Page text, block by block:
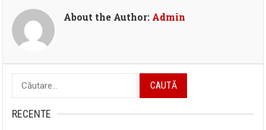
About the Author: Admin
Caută
după:
RECENTE